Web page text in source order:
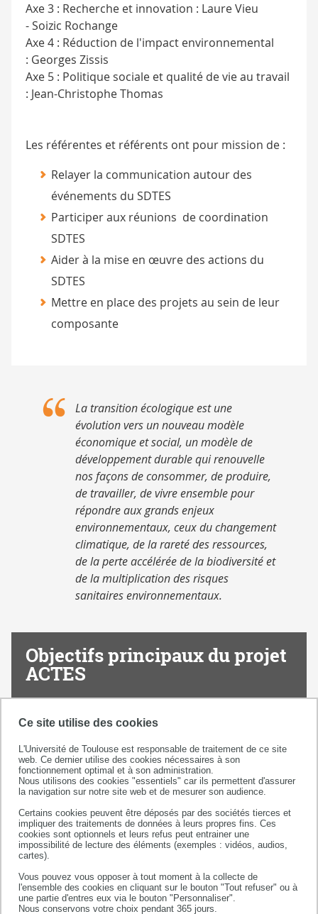
Ce site utilise des cookies
L'Université de Toulouse est responsable de traitement de ce site
web. Ce dernier utilise des cookies nécessaires à son
fonctionnement optimal et à son administration.
Nous utilisons des cookies "essentiels" car ils permettent d'assurer
la navigation sur notre site web et de mesurer son audience.
Certains cookies peuvent être déposés par des sociétés tierces et
impliquer des traitements de données à leurs propres fins. Ces
cookies sont optionnels et leurs refus peut entrainer une
impossibilité de lecture des éléments (exemples : vidéos, audios,
cartes).
Vous pouvez vous opposer à tout moment à la collecte de
l'ensemble des cookies en cliquant sur le bouton "Tout refuser" ou à
une partie d'entres eux via le bouton "Personnaliser".
Nous conservons votre choix pendant 365 jours.
Axe 3 : Recherche et innovation : Laure Vieu
- Soizic Rochange
Axe 4 : Réduction de l'impact environnemental
: Georges Zissis
Axe 5 : Politique sociale et qualité de vie au travail
: Jean-Christophe Thomas
Les référentes et référents ont pour mission de :
Relayer la communication autour des
événements du SDTES
Participer aux réunions de coordination
SDTES
Aider à la mise en œuvre des actions du
SDTES
Mettre en place des projets au sein de leur
composante
La transition écologique est une
évolution vers un nouveau modèle
économique et social, un modèle de
développement durable qui renouvelle
nos façons de consommer, de produire,
de travailler, de vivre ensemble pour
répondre aux grands enjeux
environnementaux, ceux du changement
climatique, de la rareté des ressources,
de la perte accélérée de la biodiversité et
de la multiplication des risques
sanitaires environnementaux.
Objectifs principaux du projet
ACTES
Sensibiliserle personnel et les étudiants de
la FSI à la transition écologique ;
Les a​​​​​​ccompagner dans une démarche